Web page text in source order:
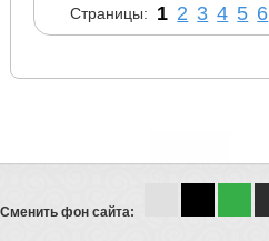
Страницы: 1 2 3 4 5 6
Сменить фон сайта: